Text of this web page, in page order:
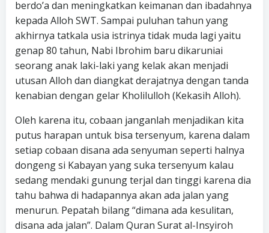
berdo’a dan meningkatkan keimanan dan ibadahnya
kepada Alloh SWT. Sampai puluhan tahun yang
akhirnya tatkala usia istrinya tidak muda lagi yaitu
genap 80 tahun, Nabi Ibrohim baru dikaruniai
seorang anak laki-laki yang kelak akan menjadi
utusan Alloh dan diangkat derajatnya dengan tanda
kenabian dengan gelar Kholilulloh (Kekasih Alloh).
Oleh karena itu, cobaan janganlah menjadikan kita
putus harapan untuk bisa tersenyum, karena dalam
setiap cobaan disana ada senyuman seperti halnya
dongeng si Kabayan yang suka tersenyum kalau
sedang mendaki gunung terjal dan tinggi karena dia
tahu bahwa di hadapannya akan ada jalan yang
menurun. Pepatah bilang “dimana ada kesulitan,
disana ada jalan”. Dalam Quran Surat al-Insyiroh